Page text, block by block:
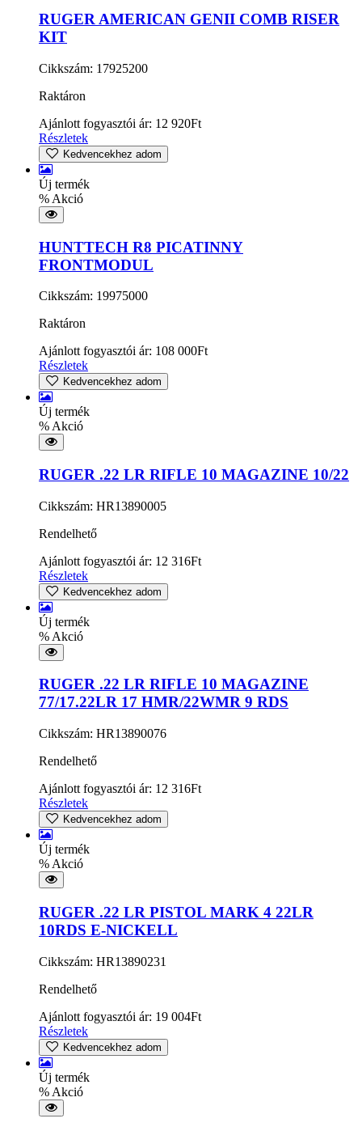
RUGER AMERICAN GENII COMB RISER
KIT
Cikkszám: 17925200
Raktáron
Ajánlott fogyasztói ár: 12 920Ft
Részletek
Kedvencekhez adom
Új termék
% Akció
HUNTTECH R8 PICATINNY
FRONTMODUL
Cikkszám: 19975000
Raktáron
Ajánlott fogyasztói ár: 108 000Ft
Részletek
Kedvencekhez adom
Új termék
% Akció
RUGER .22 LR RIFLE 10 MAGAZINE 10/22
Cikkszám: HR13890005
Rendelhető
Ajánlott fogyasztói ár: 12 316Ft
Részletek
Kedvencekhez adom
Új termék
% Akció
RUGER .22 LR RIFLE 10 MAGAZINE
77/17.22LR 17 HMR/22WMR 9 RDS
Cikkszám: HR13890076
Rendelhető
Ajánlott fogyasztói ár: 12 316Ft
Részletek
Kedvencekhez adom
Új termék
% Akció
RUGER .22 LR PISTOL MARK 4 22LR
10RDS E-NICKELL
Cikkszám: HR13890231
Rendelhető
Ajánlott fogyasztói ár: 19 004Ft
Részletek
Kedvencekhez adom
Új termék
% Akció